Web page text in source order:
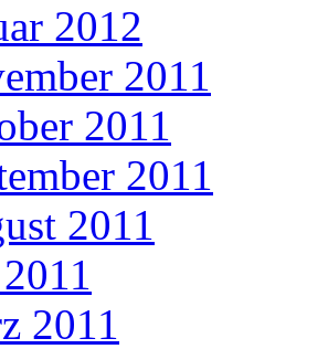
2012
2011
2011
2011
2011
2011